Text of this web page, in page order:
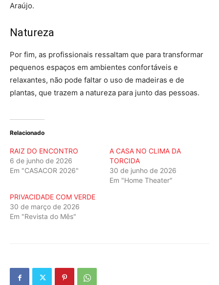
Araújo.
Natureza
Por fim, as profissionais ressaltam que para transformar
pequenos espaços em ambientes confortáveis e
relaxantes, não pode faltar o uso de madeiras e de
plantas, que trazem a natureza para junto das pessoas.
Relacionado
RAIZ DO ENCONTRO
6 de junho de 2026
Em "CASACOR 2026"
A CASA NO CLIMA DA
TORCIDA
30 de junho de 2026
Em "Home Theater"
PRIVACIDADE COM VERDE
30 de março de 2026
Em "Revista do Mês"